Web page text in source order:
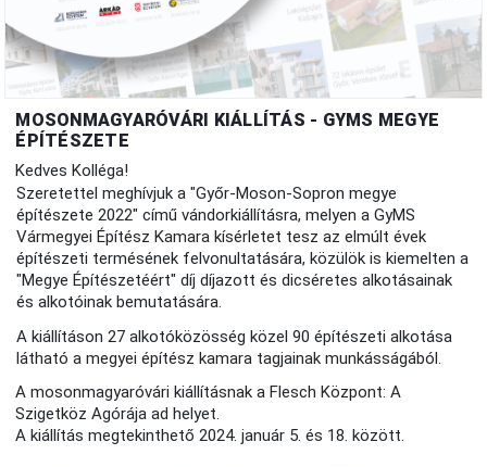
MOSONMAGYARÓVÁRI KIÁLLÍTÁS - GYMS MEGYE
ÉPÍTÉSZETE
Kedves Kolléga!
Szeretettel meghívjuk a "Győr-Moson-Sopron megye
építészete 2022" című vándorkiállításra, melyen a GyMS
Vármegyei Építész Kamara kísérletet tesz az elmúlt évek
építészeti termésének felvonultatására, közülök is kiemelten a
"Megye Építészetéért" díj díjazott és dicséretes alkotásainak
és alkotóinak bemutatására.
A kiállításon 27 alkotóközösség közel 90 építészeti alkotása
látható a megyei építész kamara tagjainak munkásságából.
A mosonmagyaróvári kiállításnak a Flesch Központ: A
Szigetköz Agórája ad helyet.
A kiállítás megtekinthető 2024. január 5. és 18. között.